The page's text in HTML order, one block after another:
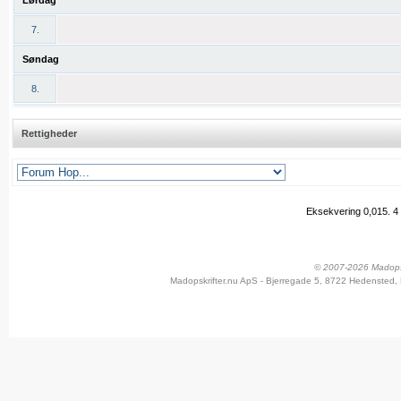
7.
Søndag
8.
Rettigheder
Eksekvering 0,015. 4
© 2007-2026
Madopskrifter.nu ApS - Bjerregade 5, 8722